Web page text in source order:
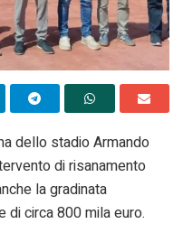
dello stadio Armando
di risanamento
la gradinata
di circa 800 mila euro.